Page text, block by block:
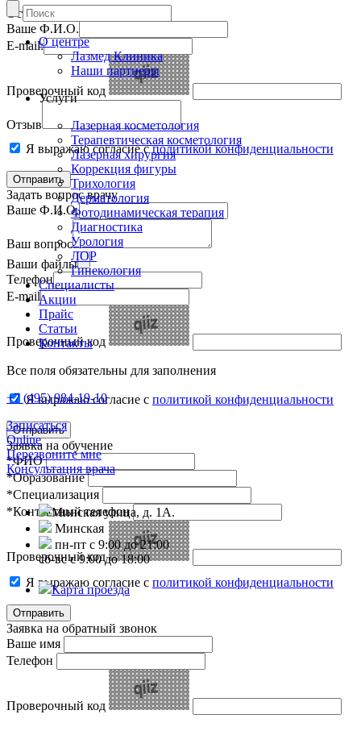
Оставить отзыв
Ваше Ф.И.О.
E-mail:
Проверочный код
Отзыв
Я выражаю согласие сполитикой конфиденциальности
Задать вопрос врачу
Ваше Ф.И.О.
Ваш вопрос
Ваши файлы
Телефон
E-mail
Проверочный код
Все поля обязательны для заполнения
Я выражаю согласие с политикой конфиденциальности
Заявка на обучение
*ФИО
*Образование
*Специализация
*Контактный телефон
Проверочный код
Я выражаю согласие с политикой конфиденциальности
Заявка на обратный звонок
Ваше имя
Телефон
Проверочный код
О центре
Лазмед Клиника
Наши партнеры
Услуги
Лазерная косметология
Терапевтическая косметология
Лазерная хирургия
Коррекция фигуры
Трихология
Дерматология
Фотодинамическая терапия
Диагностика
Урология
ЛОР
Гинекология
Специалисты
Акции
Прайс
Статьи
Контакты
+7 (495) 984-19-10
Записаться
Online
Перезвоните мне
Консультация врача
Минская улица, д. 1А.
Минская
пн-пт с 9:00 до 21:00
сб-вс с 9:00 до 18:00
Карта проезда